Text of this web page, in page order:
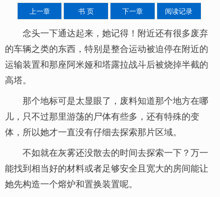
上一章 书 页 下一章 阅读记录
念头一下通达起来，她记得！附近还有很多废弃
的车辆之类的东西，特别是整合运动被迫停在附近的
运输装置和那座阿米娅和塔露拉战斗后被烧掉半截的
高塔。
那个地标可是太显眼了，废料知道那个地方在哪
儿，只不过那里游荡的尸体有些多，还有特殊的变
体，所以她才一直没有仔细去探索那片区域。
不如就在灰雾还没散去的时间去探索一下？万一
能找到相当好的材料或者足够安全且宽大的房间能让
她先构造一个熔炉和置换装置呢。